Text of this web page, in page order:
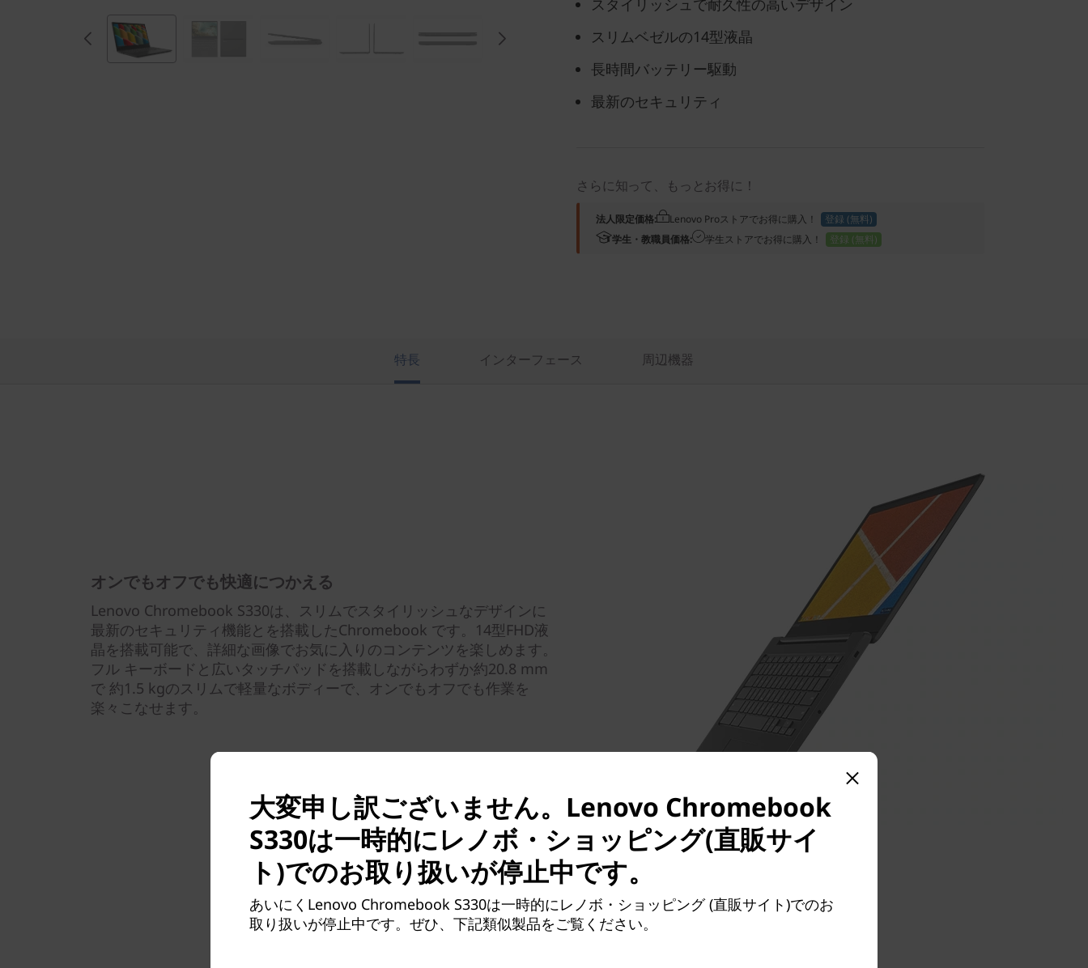
スタイリッシュで耐久性の高いデザイン
スリムベゼルの14型液晶
長時間バッテリー駆動
最新のセキュリティ
さらに知って、もっとお得に！
法人限定価格: Lenovo Proストアでお得に購入！
登録 (無料)
学生・教職員価格:
学生ストアでお得に購入！ 登録 (無料)
特長 インターフェース 周辺機器
オンでもオフでも快適につかえる
Lenovo Chromebook S330は、スリムでスタイリッシュなデザインに
最新のセキュリティ機能とを搭載したChromebook です。14型FHD液
晶を搭載可能で、詳細な画像でお気に入りのコンテンツを楽しめます。
フル キーボードと広いタッチパッドを搭載しながらわずか約20.8 mm
で 約1.5 kgのスリムで軽量なボディーで、オンでもオフでも作業を
楽々こなせます。
大変申し訳ございません。Lenovo Chromebook
S330は一時的にレノボ・ショッピング(直販サイ
ト)でのお取り扱いが停止中です。
あいにくLenovo Chromebook S330は一時的にレノボ・ショッピング (直販サイト)でのお
取り扱いが停止中です。ぜひ、下記類似製品をご覧ください。